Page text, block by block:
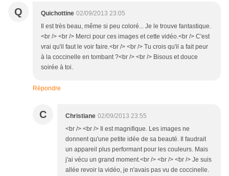
Q Quichottine 02/09/2013 23:05
Il est très beau, même si peu coloré... Je le trouve fantastique.
<br /> <br /> Merci pour ces images et cette vidéo.<br /> C'est
vrai qu'il faut le voir faire.<br /> <br /> Tu crois qu'il a fait peur
à la coccinelle en tombant ?<br /> <br /> Bisous et douce
soirée à toi.
Répondre
C Christiane 02/09/2013 23:55
<br /> <br /> Il est magnifique. Les images ne
donnent qu'une petite idée de sa beauté. Il faudrait
un appareil plus performant pour les couleurs. Mais
j'ai vécu un grand moment.<br /> <br /> <br /> Je suis
allée revoir la vidéo, je n'avais pas vu de coccinelle.